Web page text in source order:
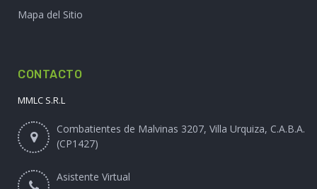
Mapa del Sitio
CONTACTO
MMLC S.R.L
Combatientes de Malvinas 3207, Villa Urquiza, C.A.B.A.
(CP1427)
Asistente Virtual